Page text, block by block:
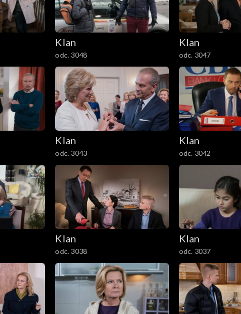
Klan
odc. 3048
Klan
odc. 3047
Klan
odc. 3043
Klan
odc. 3042
Klan
odc. 3038
Klan
odc. 3037